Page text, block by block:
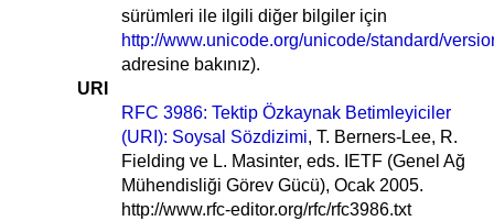
sürümleri ile ilgili diğer bilgiler için
http://www.unicode.org/unicode/standard/
adresine bakınız).
URI
RFC 3986: Tektip Özkaynak Betimleyiciler
(URI): Soysal Sözdizimi, T. Berners-Lee, R.
Fielding ve L. Masinter, eds. IETF (Genel Ağ
Mühendisliği Görev Gücü), Ocak 2005.
http://www.rfc-editor.org/rfc/rfc3986.txt